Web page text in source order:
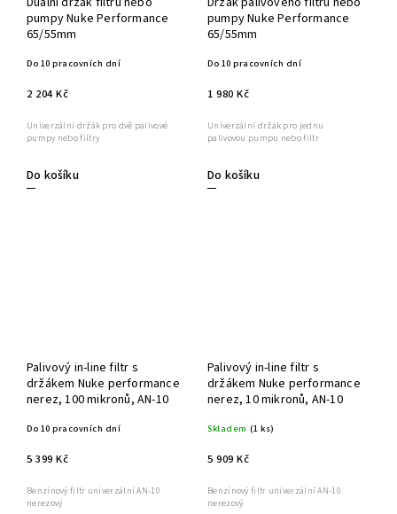
pumpy Nuke Performance
65/55mm
Do 10 pracovních dní
2 204 Kč
Do košíku
Univerzální držák pro dvě palivové
pumpy nebo filtry
pumpy Nuke Performance
65/55mm
Do 10 pracovních dní
1 980 Kč
Do košíku
Univerzální držák pro jednu
palivovou pumpu nebo filtr
Palivový in-line filtr s
držákem Nuke performance
nerez, 100 mikronů, AN-10
Do 10 pracovních dní
5 399 Kč
Benzínový filtr univerzální AN-10
nerezový
Palivový in-line filtr s
držákem Nuke performance
nerez, 10 mikronů, AN-10
Skladem (1 ks)
5 909 Kč
Benzínový filtr univerzální AN-10
nerezový